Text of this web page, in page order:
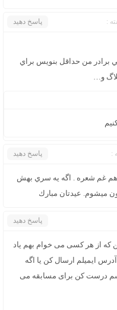
پاسخ دهید
برادر من حداقل بنويس براي
و…
پاسخ دهید
هم غم شعره . اگه يه سري بهش
ميشوم. عيدتان مبارك
پاسخ دهید
از هر کسی می خوام بهم یاد
ایمیلم ارسال کن یا اگه
درست کن برای مسابقه می